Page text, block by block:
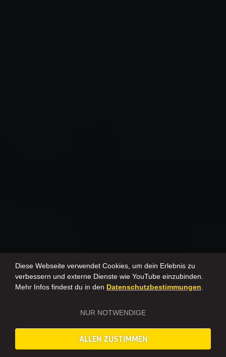
Diese Webseite verwendet Cookies, um dein Erlebnis zu
verbessern und externe Dienste wie YouTube einzubinden.
Mehr Infos findest du in den Datenschutzbestimmungen.
NUR NOTWENDIGE
ALLEN ZUSTIMMEN